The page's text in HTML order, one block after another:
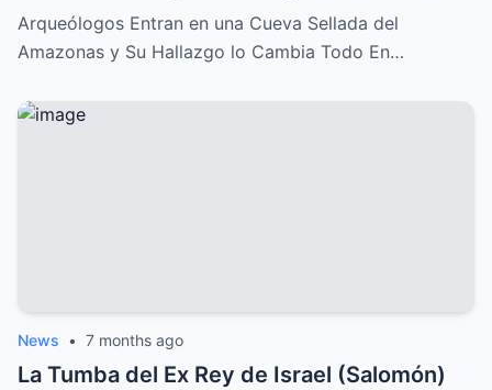
Todo
Arqueólogos Entran en una Cueva Sellada del
Amazonas y Su Hallazgo lo Cambia Todo En…
News • 7 months ago
La Tumba del Ex Rey de Israel (Salomón)